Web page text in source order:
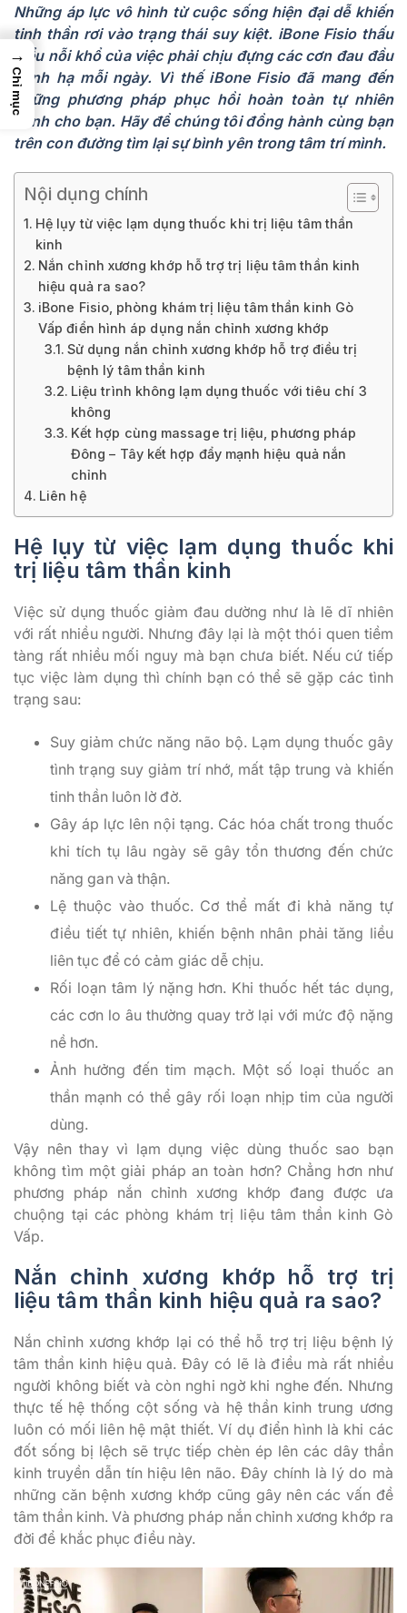
Những áp lực vô hình từ cuộc sống hiện đại dễ khiến
tinh thần rơi vào trạng thái suy kiệt. iBone Fisio thấu
hiểu nỗi khổ của việc phải chịu đựng các cơn đau đầu
hành hạ mỗi ngày. Vì thế iBone Fisio đã mang đến
những phương pháp phục hồi hoàn toàn tự nhiên
dành cho bạn. Hãy để chúng tôi đồng hành cùng bạn
trên con đường tìm lại sự bình yên trong tâm trí mình.
Nội dụng chính
Hệ lụy từ việc lạm dụng thuốc khi trị liệu tâm thần
kinh
Nắn chỉnh xương khớp hỗ trợ trị liệu tâm thần kinh
hiệu quả ra sao?
iBone Fisio, phòng khám trị liệu tâm thần kinh Gò
Vấp điển hình áp dụng nắn chỉnh xương khớp
Sử dụng nắn chỉnh xương khớp hỗ trợ điều trị
bệnh lý tâm thần kinh
Liệu trình không lạm dụng thuốc với tiêu chí 3
không
Kết hợp cùng massage trị liệu, phương pháp
Đông – Tây kết hợp đẩy mạnh hiệu quả nắn
chỉnh
Liên hệ
Hệ lụy từ việc lạm dụng thuốc khi
trị liệu tâm thần kinh
Việc sử dụng thuốc giảm đau dường như là lẽ dĩ nhiên
với rất nhiều người. Nhưng đây lại là một thói quen tiềm
tàng rất nhiều mối nguy mà bạn chưa biết. Nếu cứ tiếp
tục việc làm dụng thì chính bạn có thể sẽ gặp các tình
trạng sau:
Suy giảm chức năng não bộ. Lạm dụng thuốc gây
tình trạng suy giảm trí nhớ, mất tập trung và khiến
tinh thần luôn lờ đờ.
Gây áp lực lên nội tạng. Các hóa chất trong thuốc
khi tích tụ lâu ngày sẽ gây tổn thương đến chức
năng gan và thận.
Lệ thuộc vào thuốc. Cơ thể mất đi khả năng tự
điều tiết tự nhiên, khiến bệnh nhân phải tăng liều
liên tục để có cảm giác dễ chịu.
Rối loạn tâm lý nặng hơn. Khi thuốc hết tác dụng,
các cơn lo âu thường quay trở lại với mức độ nặng
nề hơn.
Ảnh hưởng đến tim mạch. Một số loại thuốc an
thần mạnh có thể gây rối loạn nhịp tim của người
dùng.
Vậy nên thay vì lạm dụng việc dùng thuốc sao bạn
không tìm một giải pháp an toàn hơn? Chẳng hơn như
phương pháp nắn chỉnh xương khớp đang được ưa
chuộng tại các phòng khám trị liệu tâm thần kinh Gò
Vấp.
Nắn chỉnh xương khớp hỗ trợ trị
liệu tâm thần kinh hiệu quả ra sao?
Nắn chỉnh xương khớp lại có thể hỗ trợ trị liệu bệnh lý
tâm thần kinh hiệu quả. Đây có lẽ là điều mà rất nhiều
người không biết và còn nghi ngờ khi nghe đến. Nhưng
thực tế hệ thống cột sống và hệ thần kinh trung ương
luôn có mối liên hệ mật thiết. Ví dụ điển hình là khi các
đốt sống bị lệch sẽ trực tiếp chèn ép lên các dây thần
kinh truyền dẫn tín hiệu lên não. Đây chính là lý do mà
những căn bệnh xương khớp cũng gây nên các vấn đề
tâm thần kinh. Và phương pháp nắn chỉnh xương khớp ra
đời để khắc phục điều này.
→
Chỉ mục